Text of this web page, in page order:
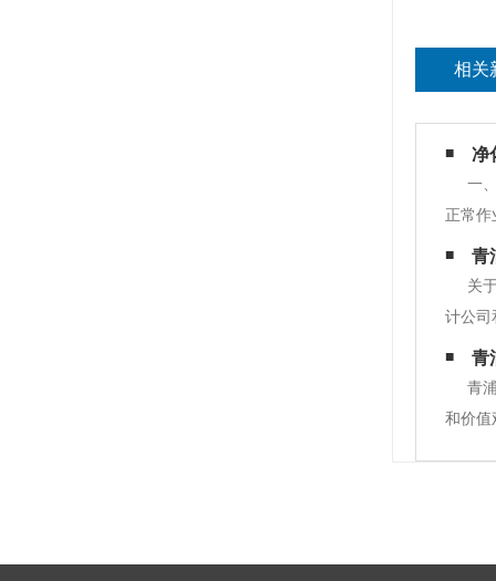
相关
净
一
正常
多要
缝隙
青
关
计公司
可以
装修
青
青
和价值